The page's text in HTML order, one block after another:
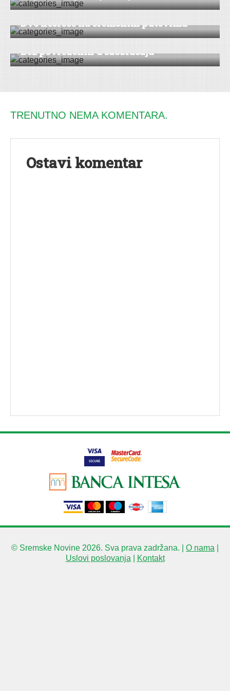
Dve nesreće na sremskim putevima
SERVIS
Bez povređenih u saobraćaju
TRENUTNO NEMA KOMENTARA.
Ostavi komentar
© Sremske Novine 2026. Sva prava zadržana. | O nama
Uslovi poslovanja| Kontakt